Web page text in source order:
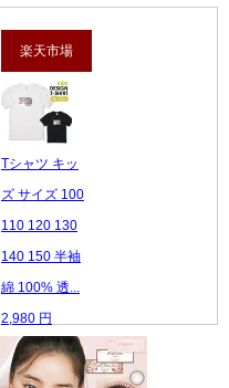
楽天市場
Tシャツ キッ
ズ サイズ 100
110 120 130
140 150 半袖
綿 100% 透...
2,980 円
レビュー数：0